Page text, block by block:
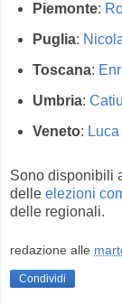
Piemonte:
Puglia:
Toscana:
Umbria:
Veneto:
Sono disponibili
delle elezioni
delle regionali.
redazione alle
Condividi